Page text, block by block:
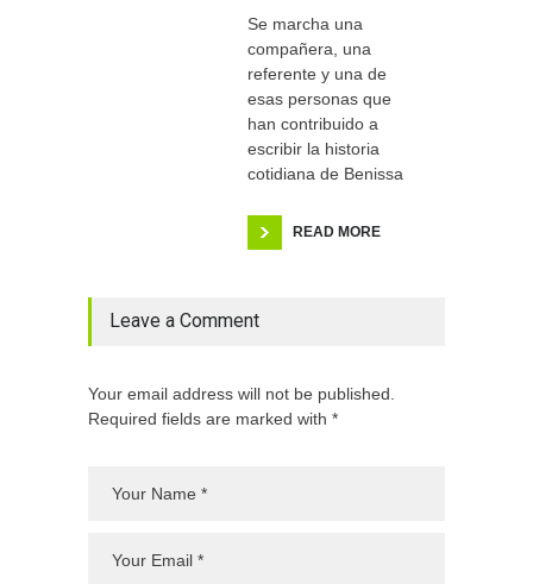
Se marcha una
compañera, una
referente y una de
esas personas que
han contribuido a
escribir la historia
cotidiana de Benissa
READ MORE
Leave a Comment
Your email address will not be published.
Required fields are marked with *